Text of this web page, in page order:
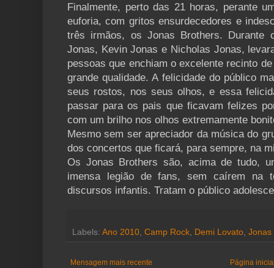
Finalmente, perto das 21 horas, perante
euforia, com gritos ensurdecedores e
três irmãos, os Jonas Brothers. Durante
Jonas, Kevin Jonas e Nicholas Jonas,
pessoas que enchiam o excelente recinto
grande qualidade. A felicidade do público
seus rostos, nos seus olhos, e essa
passar para os pais que ficavam felizes
com um brilho nos olhos extremamente
Mesmo sem ser apreciador da música do
dos concertos que ficará, para sempre, na
Os Jonas Brothers são, acima de tudo,
imensa legião de fans, sem caírem na
discursos infantis. Tratam o público
Labels: Ano 2010, Camp Rock, Demi Lovato, Jonas
Mensagem mais recente Página